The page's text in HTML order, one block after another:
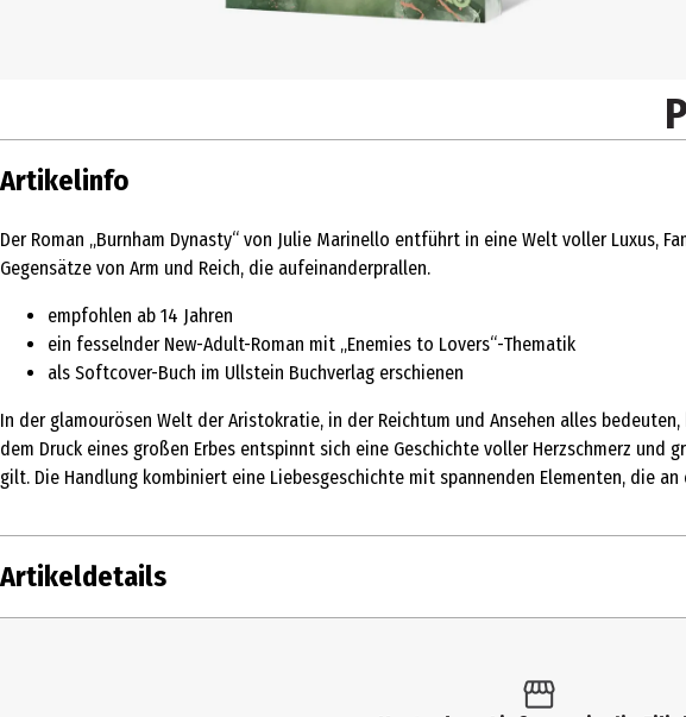
Artikelinfo
Der Roman „Burnham Dynasty“ von Julie Marinello entführt in eine Welt voller Luxus,
Gegensätze von Arm und Reich, die aufeinanderprallen.
empfohlen ab 14 Jahren
ein fesselnder New-Adult-Roman mit „Enemies to Lovers“-Thematik
als Softcover-Buch im Ullstein Buchverlag erschienen
In der glamourösen Welt der Aristokratie, in der Reichtum und Ansehen alles
dem Druck eines großen Erbes entspinnt sich eine Geschichte voller Herzschmerz
gilt. Die Handlung kombiniert eine Liebesgeschichte mit spannenden Elementen, die
Artikeldetails